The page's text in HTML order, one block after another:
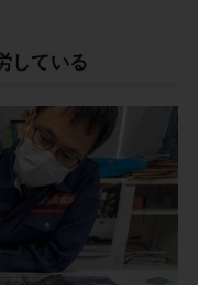
している